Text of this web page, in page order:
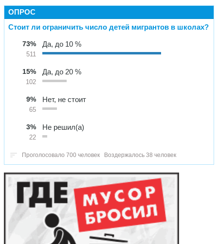
ОПРОС
Стоит ли ограничить число детей мигрантов в школах?
73%
511
Да, до 10 %
15%
102
Да, до 20 %
9%
65
Нет, не стоит
3%
22
Не решил(а)
Проголосовало 700 человек Воздержалось 38 человек